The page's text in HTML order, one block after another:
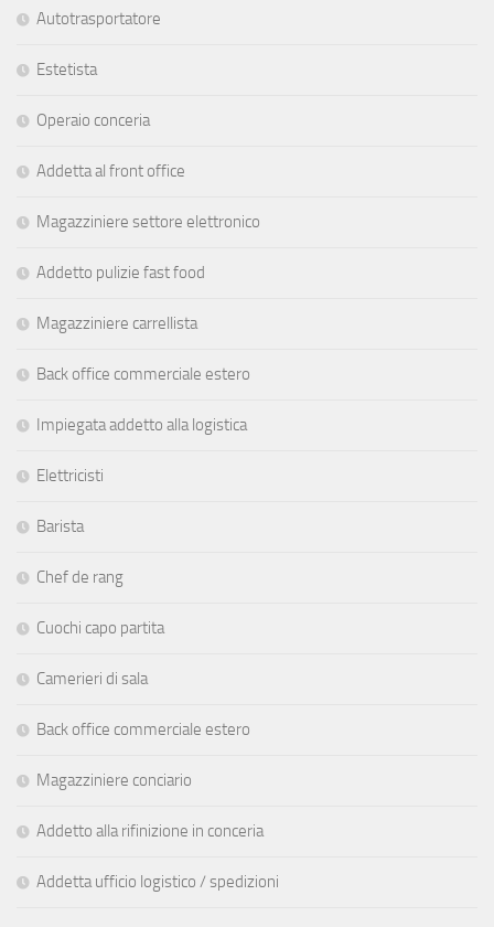
Autotrasportatore
Estetista
Operaio conceria
Addetta al front office
Magazziniere settore elettronico
Addetto pulizie fast food
Magazziniere carrellista
Back office commerciale estero
Impiegata addetto alla logistica
Elettricisti
Barista
Chef de rang
Cuochi capo partita
Camerieri di sala
Back office commerciale estero
Magazziniere conciario
Addetto alla rifinizione in conceria
Addetta ufficio logistico / spedizioni